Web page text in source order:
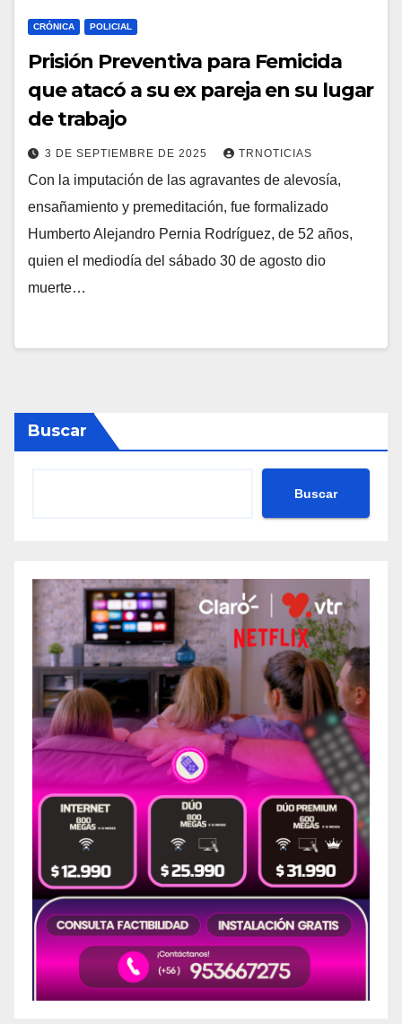
CRÓNICA POLICIAL
Prisión Preventiva para Femicida
que atacó a su ex pareja en su lugar
de trabajo
3 DE SEPTIEMBRE DE 2025 TRNOTICIAS
Con la imputación de las agravantes de alevosía,
ensañamiento y premeditación, fue formalizado
Humberto Alejandro Pernia Rodríguez, de 52 años,
quien el mediodía del sábado 30 de agosto dio
muerte…
Buscar
Buscar